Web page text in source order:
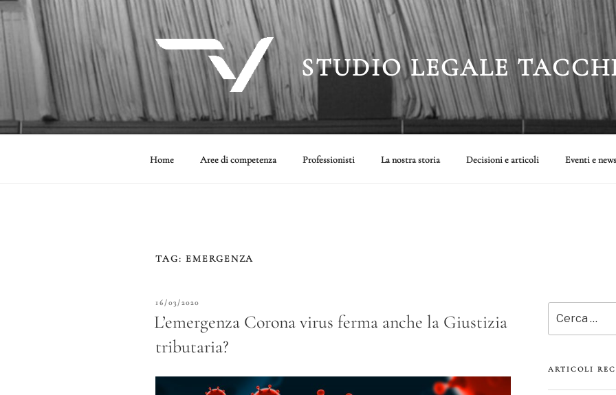
Salta
al
contenuto
STUDIO LEGALE
Home Aree di competenza Professionisti La nostra storia Decisioni e articoli Eventi e news
TAG: EMERGENZA
PUBBLICATO
16/03/2020
L’emergenza Corona virus ferma anche la Giustizia
tributaria?
ARTICOLI